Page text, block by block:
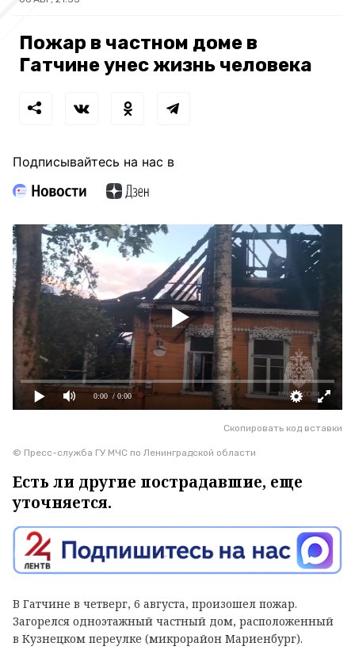
Пожар в частном доме в
Гатчине унес жизнь человека
Подписывайтесь на нас в
0:00 / 0:00
Скопировать код вставки
© Пресс-служба ГУ МЧС по Ленинградской области
Есть ли другие пострадавшие, еще
уточняется.
В Гатчине в четверг, 6 августа, произошел пожар.
Загорелся одноэтажный частный дом, расположенный
в Кузнецком переулке (микрорайон Мариенбург).